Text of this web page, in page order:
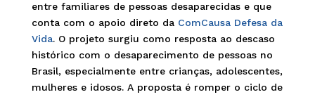
entre familiares de pessoas desaparecidas e que
conta com o apoio direto da ComCausa Defesa da
Vida. O projeto surgiu como resposta ao descaso
histórico com o desaparecimento de pessoas no
Brasil, especialmente entre crianças, adolescentes,
mulheres e idosos. A proposta é romper o ciclo de